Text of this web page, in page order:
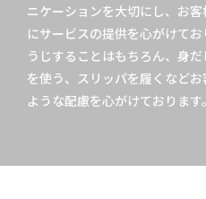
ニケーションを大切にし、お
にサービスの提供を心がけて
うじすることはもちろん、身
を使う、スリッパを履くなど
ような配慮を心がけております。